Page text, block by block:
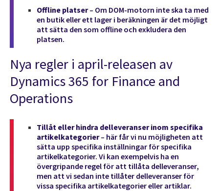
Offline platser– Om DOM-motorn inte ska ta med
en butik eller ett lager i beräkningen är det möjligt
att sätta den som offline och exkludera den
platsen.
Nya regler i april-releasen av
Dynamics 365 for Finance and
Operations
Tillåt eller hindra delleveranser inom specifika
artikelkategorier– här får vi nu möjligheten att
sätta upp specifika inställningar för specifika
artikelkategorier. Vi kan exempelvis ha en
övergripande regel för att tillåta delleveranser,
men att vi sedan inte tillåter delleveranser för
vissa specifika artikelkategorier eller artiklar.